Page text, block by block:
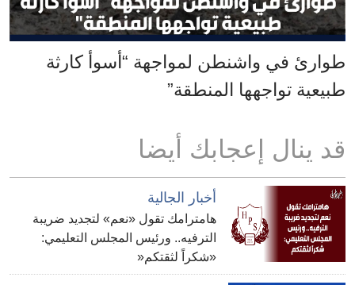
طوارئ في واشنطن لمواجهة “أسوأ كارثة
طبيعية تواجهها المنطقة”
قد ينال إعجابك أيضا
أخبار الجالية
هامترامك تقول «نعم» لتجديد ضريبة
الترفيه.. ورئيس المجلس التعليمي:
«شكراً لثقتكم«